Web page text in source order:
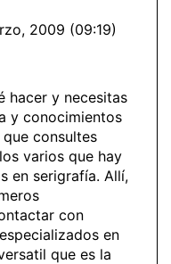
2009 (09:19)
hacer y necesitas
y conocimientos
consultes
varios que hay
en serigrafía. Allí,
con
en
que es la